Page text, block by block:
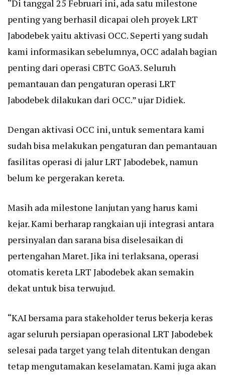
“Di tanggal 25 Februari ini, ada satu milestone
penting yang berhasil dicapai oleh proyek LRT
Jabodebek yaitu aktivasi OCC. Seperti yang sudah
kami informasikan sebelumnya, OCC adalah bagian
penting dari operasi CBTC GoA3. Seluruh
pemantauan dan pengaturan operasi LRT
Jabodebek dilakukan dari OCC.” ujar Didiek.
Dengan aktivasi OCC ini, untuk sementara kami
sudah bisa melakukan pengaturan dan pemantauan
fasilitas operasi di jalur LRT Jabodebek, namun
belum ke pergerakan kereta.
Masih ada milestone lanjutan yang harus kami
kejar. Kami berharap rangkaian uji integrasi antara
persinyalan dan sarana bisa diselesaikan di
pertengahan Maret. Jika ini terlaksana, operasi
otomatis kereta LRT Jabodebek akan semakin
dekat untuk bisa terwujud.
“KAI bersama para stakeholder terus bekerja keras
agar seluruh persiapan operasional LRT Jabodebek
selesai pada target yang telah ditentukan dengan
tetap mengutamakan keselamatan. Kami juga akan